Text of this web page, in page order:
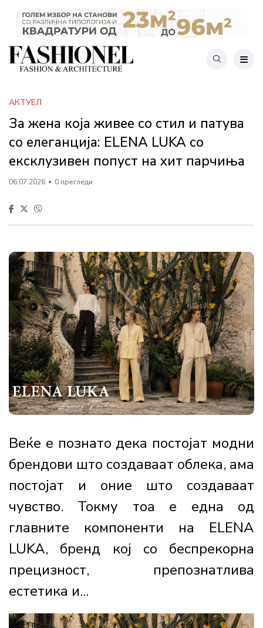
АКТУЕЛ
За жена која живее со стил и патува
со елеганција: ELENA LUKA со
ексклузивен попуст на хит парчиња
06.07.2026 0 прегледи
Веќе е познато дека постојат модни
брендови што создаваат облека, ама
постојат и оние што создаваат
чувство. Токму тоа е една од
главните компоненти на ELENA
LUKA, бренд кој со беспрекорна
прецизност, препознатлива
естетика и...